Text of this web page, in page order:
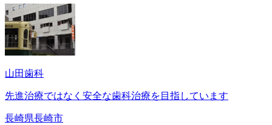
山田歯科
先進治療ではなく安全な歯科治療を目指しています
長崎県長崎市